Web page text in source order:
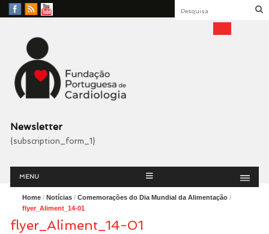
Facebook
RSS
YouTube
Fundação Portuguesa
Cardiologia
Newsletter
{subscription_form_1}
Menu
MENU
Home/ Notícias/ Comemorações do Dia Mundial da Alimentação/
flyer_Aliment_14-01
flyer_Aliment_14-01